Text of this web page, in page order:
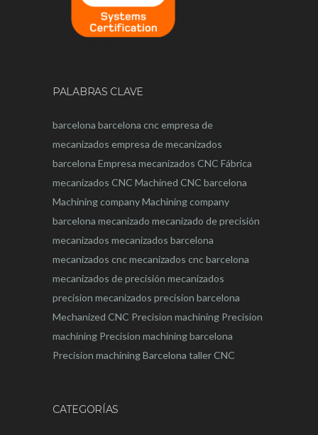
PALABRAS CLAVE
barcelona barcelona cncempresa de
mecanizados empresa de mecanizados
barcelona Empresa mecanizados CNC Fábrica
mecanizados CNC Machined CNC barcelona
Machining companyMachining company
barcelona mecanizado mecanizado de precisión
mecanizados mecanizados barcelona
mecanizados cncmecanizados cnc barcelona
mecanizados de precisión mecanizados
precision mecanizados precision barcelona
Mechanized CNC Precision machining Precision
machining Precision machining barcelona
Precision machining Barcelona taller CNC
CATEGORÍAS